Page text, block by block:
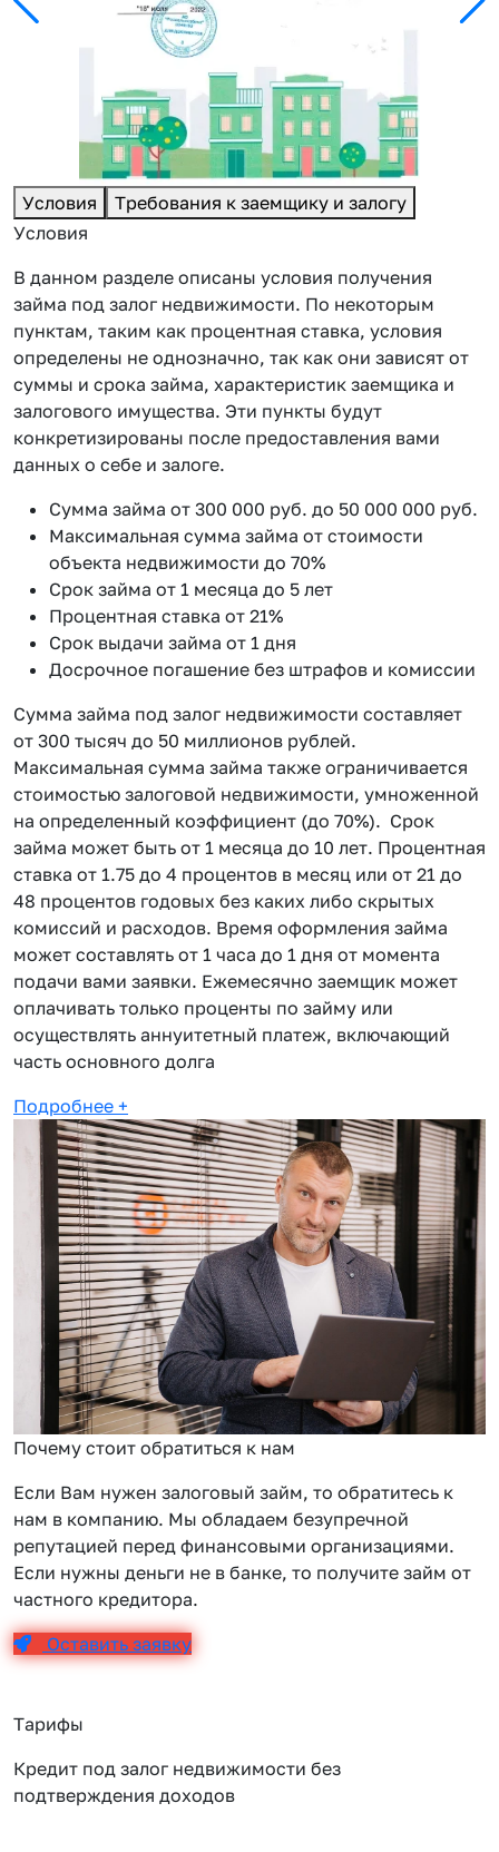
Условия
Требования к заемщику и залогу
Условия
В данном разделе описаны условия получения
займа под залог недвижимости. По некоторым
пунктам, таким как процентная ставка, условия
определены не однозначно, так как они зависят от
суммы и срока займа, характеристик заемщика и
залогового имущества. Эти пункты будут
конкретизированы после предоставления вами
данных о себе и залоге.
Сумма займа от 300 000 руб. до 50 000 000 руб.
Максимальная сумма займа от стоимости
объекта недвижимости до 70%
Срок займа от 1 месяца до 5 лет
Процентная ставка от 21%
Срок выдачи займа от 1 дня
Досрочное погашение без штрафов и комиссии
Сумма займа под залог недвижимости составляет
от 300 тысяч до 50 миллионов рублей.
Максимальная сумма займа также ограничивается
стоимостью залоговой недвижимости, умноженной
на определенный коэффициент (до 70%). Срок
займа может быть от 1 месяца до 10 лет. Процентная
ставка от 1.75 до 4 процентов в месяц или от 21 до
48 процентов годовых без каких либо скрытых
комиссий и расходов. Время оформления займа
может составлять от 1 часа до 1 дня от момента
подачи вами заявки. Ежемесячно заемщик может
оплачивать только проценты по займу или
осуществлять аннуитетный платеж, включающий
часть основного долга
Подробнее +
Почему стоит обратиться к нам
Если Вам нужен залоговый займ, то обратитесь к
нам в компанию. Мы обладаем безупречной
репутацией перед финансовыми организациями.
Если нужны деньги не в банке, то получите займ от
частного кредитора.
Оставить заявку
Тарифы
Кредит под залог недвижимости без
подтверждения доходов